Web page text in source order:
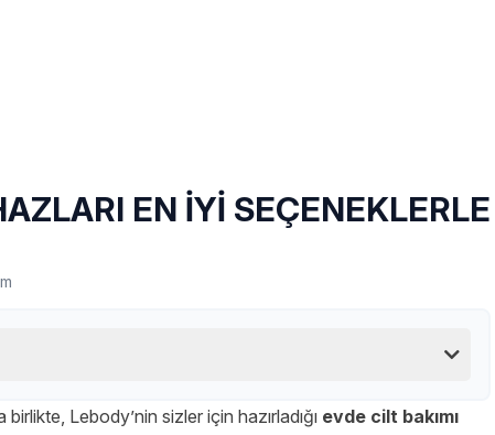
EN İYİ SEÇENEKLERLE
Lebody’nin sizler için hazırladığı evde cilt bakımı